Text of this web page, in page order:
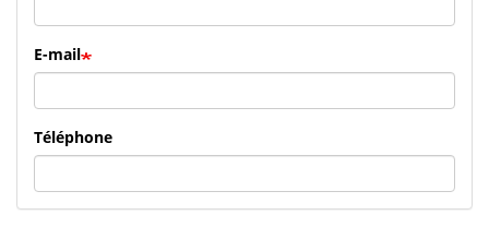
E-mail
Téléphone